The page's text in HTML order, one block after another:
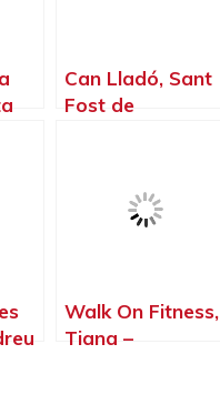
Can Lladó, Sant
Fost de
Walk On Fitness,
Tiana –